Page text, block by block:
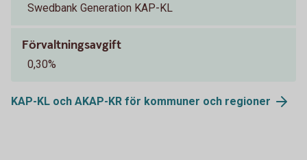
Swedbank Generation KAP-KL
Förvaltningsavgift
0,30%
KAP-KL och AKAP-KR för kommuner och regioner